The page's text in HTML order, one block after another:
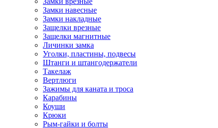
Замки навесные
Замки накладные
Защелки врезные
Защелки магнитные
Личинки замка
Уголки, пластины, подвесы
Штанги и штангодержатели
Такелаж
Вертлюги
Зажимы для каната и троса
Карабины
Коуши
Крюки
Рым-гайки и болты